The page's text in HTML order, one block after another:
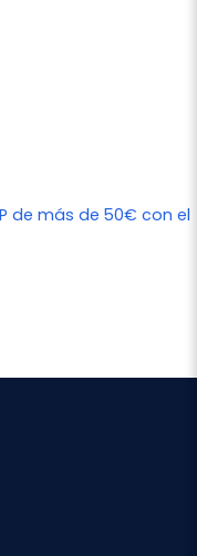
de más de 50€ con el